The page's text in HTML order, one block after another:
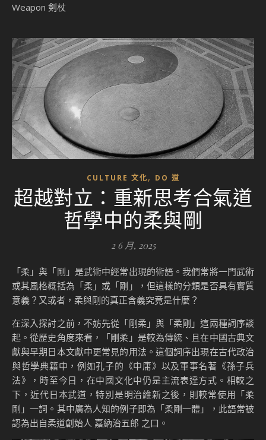
Weapon 剣杖
CULTURE 文化, DO 道
超越對立：重新思考合氣道
哲學中的柔與剛
2 6 月, 2025
「柔」與「剛」是武術中經常出現的術語。我們常將一門武術
或其風格概括為「柔」或「剛」，但這樣的分類是否具有實質
意義？又或者，柔與剛的真正含義究竟是什麼？
在深入探討之前，不妨先從「剛柔」與「柔剛」這兩種詞序談
起。從歷史角度來看，「剛柔」是較為傳統、且在中國古典文
獻與早期日本文獻中更常見的用法。這個詞序出現在古代政治
與哲學典籍中，例如孔子的《中庸》以及軍事名著《孫子兵
法》，時至今日，在中國文化中仍是主流表達方式。相較之
下，近代日本武道，特別是明治維新之後，則較常使用「柔
剛」一詞。其中廣為人知的例子即為「柔剛一體」，此語常被
認為出自柔道創始人 嘉納治五郎 之口。